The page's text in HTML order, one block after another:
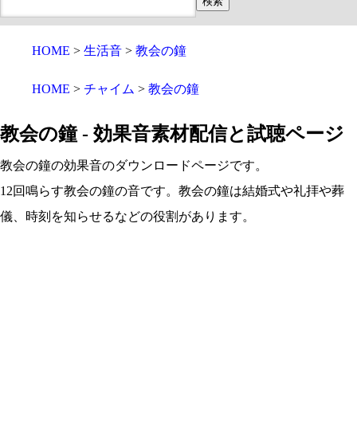
HOME 生活音 教会の鐘
HOME チャイム 教会の鐘
教会の鐘 - 効果音素材配信と試聴ページ
教会の鐘の効果音のダウンロードページです。
12回鳴らす教会の鐘の音です。教会の鐘は結婚式や礼拝や葬
儀、時刻を知らせるなどの役割があります。